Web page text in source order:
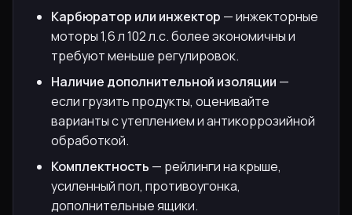
Карбюратор или инжектор — инжекторные
моторы 1,6 л 102 л.с. более экономичны и
требуют меньше регулировок.
Наличие дополнительной изоляции —
если грузить продукты, оценивайте
варианты с утеплением и антикоррозийной
обработкой.
Комплектность — рейлинги на крыше,
усиленный пол, противоугонка,
дополнительные ящики.